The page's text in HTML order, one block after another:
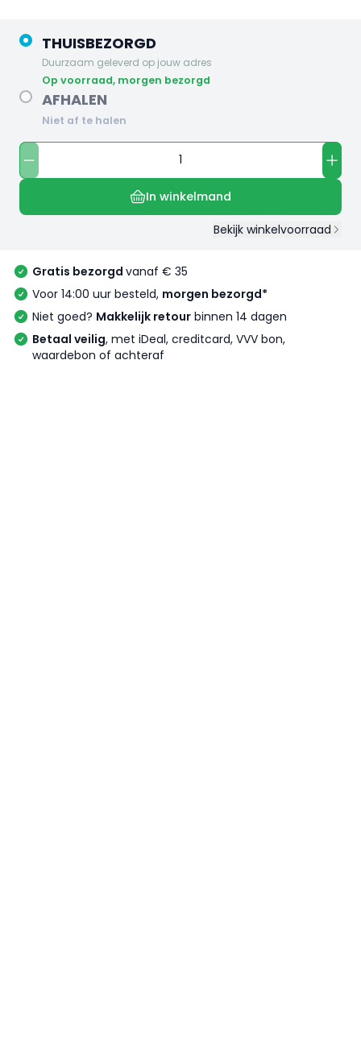
THUISBEZORGD
Duurzaam geleverd op jouw adres
op voorraad, morgen bezorgd
AFHALEN
Niet af te halen
In winkelmand
Bekijk winkelvoorraad
Gratis bezorgd vanaf € 35
Voor 14:00 uur besteld, morgen bezorgd*
Niet goed? Makkelijk retour binnen 14 dagen
Betaal veilig, met iDeal, creditcard, VVV bon,
waardebon of achteraf